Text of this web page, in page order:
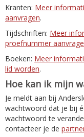
Kranten: Meer
aanvragen.
Tijdschriften: Meer
proefnummer
Boeken: Meer
lid worden.
Hoe kan ik mijn
Je meldt aan bij
wachtwoord dat je bij
wachtwoord te
contacteer je de